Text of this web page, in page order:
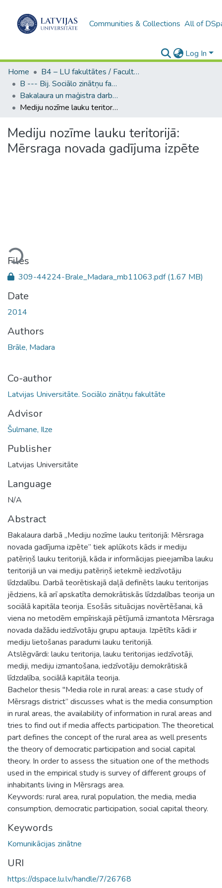
Communities & Collections All of
Log In
Home
B4 – LU fakultātes / Faculties of the UL
B --- Bij. Sociālo zinātņu fakultātes noslēguma darbi / Faculty of Social Sciences - Graduate works
Bakalaura un maģistra darbi (SZF) / Bachelor's and Master's theses
Mediju nozīme lauku teritorijā: Mērsraga novada gadījuma izpēte
Mediju nozīme lauku teritorijā:
Mērsraga novada gadījuma izpēte
Files
309-44224-Brale_Madara_mb11063.pdf(1.67 MB)
Date
2014
Authors
Brāle, Madara
Co-author
Latvijas Universitāte. Sociālo zinātņu fakultāte
Advisor
Šulmane, Ilze
Publisher
Latvijas Universitāte
Language
N/A
Abstract
Bakalaura darbā „Mediju nozīme lauku teritorijā: Mērsraga
novada gadījuma izpēte” tiek aplūkots kāds ir mediju
patēriņš lauku teritorijā, kāda ir informācijas pieejamība lauku
teritorijā un vai mediju patēriņš ietekmē iedzīvotāju
līdzdalību. Darbā teorētiskajā daļā definēts lauku teritorijas
jēdziens, kā arī apskatīta demokrātiskās līdzdalības teorija un
sociālā kapitāla teorija. Esošās situācijas novērtēšanai, kā
viena no metodēm empīriskajā pētījumā izmantota Mērsraga
novada dažādu iedzīvotāju grupu aptauja. Izpētīts kādi ir
mediju lietošanas paradumi lauku teritorijā.
Atslēgvārdi: lauku teritorija, lauku teritorijas iedzīvotāji,
mediji, mediju izmantošana, iedzīvotāju demokrātiskā
līdzdalība, sociālā kapitāla teorija.
Bachelor thesis "Media role in rural areas: a case study of
Mērsrags district” discusses what is the media consumption
in rural areas, the availability of information in rural areas and
tries to find out if media affects participation. The theoretical
part defines the concept of the rural area as well presents
the theory of democratic participation and social capital
theory. In order to assess the situation one of the methods
used in the empirical study is survey of different groups of
inhabitants living in Mērsrags area.
Keywords: rural area, rural population, the media, media
consumption, democratic participation, social capital theory.
Keywords
Komunikācijas zinātne
URI
https://dspace.lu.lv/handle/7/26768